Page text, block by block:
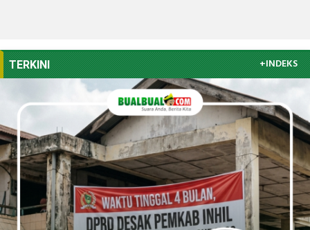
TERKINI +INDEKS